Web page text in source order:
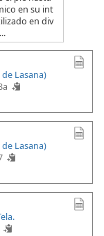
en su int
en div
Lasana)
Lasana)